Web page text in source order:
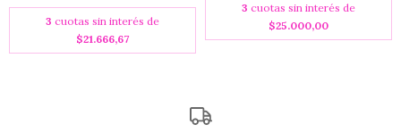
3 cuotas sin interés de
$21.666,67
3 cuotas sin interés de
$25.000,00